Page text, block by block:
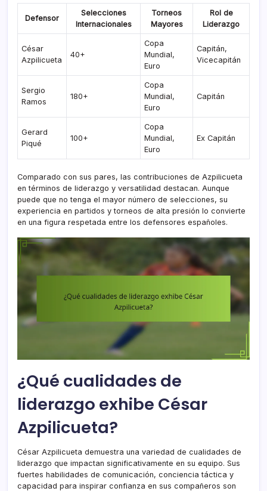
Defensor
Selecciones
Internacionales
Torneos
Mayores
Rol de
Liderazgo
César
Azpilicueta
40+
Copa
Mundial,
Euro
Capitán,
Vicecapitán
Sergio
Ramos
180+
Copa
Mundial,
Euro
Capitán
Gerard
Piqué
100+
Copa
Mundial,
Euro
Ex Capitán
Comparado con sus pares, las contribuciones de Azpilicueta
en términos de liderazgo y versatilidad destacan. Aunque
puede que no tenga el mayor número de selecciones, su
experiencia en partidos y torneos de alta presión lo convierte
en una figura respetada entre los defensores españoles.
¿Qué cualidades de
liderazgo exhibe César
Azpilicueta?
César Azpilicueta demuestra una variedad de cualidades de
liderazgo que impactan significativamente en su equipo. Sus
fuertes habilidades de comunicación, conciencia táctica y
capacidad para inspirar confianza en sus compañeros son